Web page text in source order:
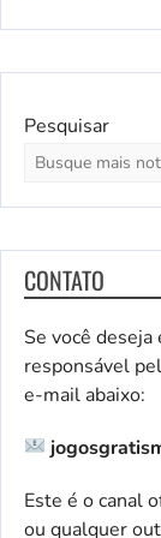
Pesquisar
CONTATO
Se você
responsável
e-mail abaixo:
Este é o canal
ou qualquer